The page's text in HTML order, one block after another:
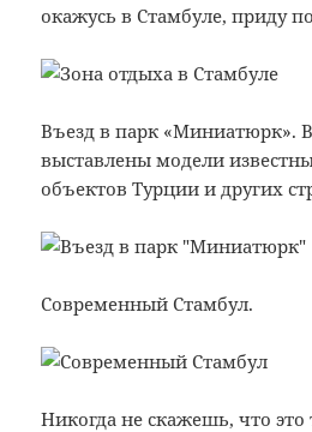
окажусь в Стамбуле, приду
Въезд в парк «Миниатюрк».
выставлены модели
объектов Турции и других
Современный Стамбул.
Никогда не скажешь, что